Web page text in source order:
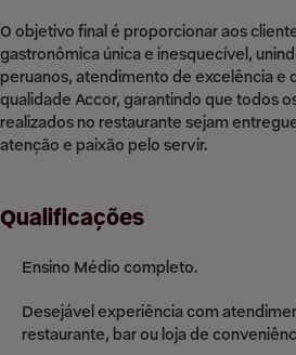
O objetivo final é proporcionar aos
gastronômica única e inesquecível,
peruanos, atendimento de excelência e
qualidade Accor, garantindo que todos
realizados no restaurante sejam
atenção e paixão pelo servir.
Qualificações
Ensino Médio completo.
Desejável experiência com
restaurante, bar ou loja de